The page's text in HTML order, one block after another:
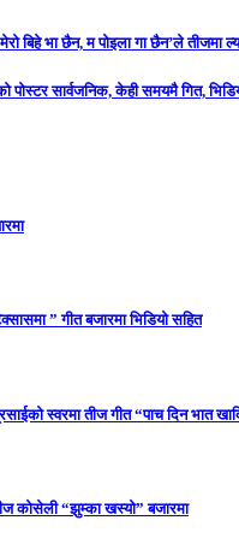
बिहे भा छैन, म पोइला गा छैन’ले तीजमा
पोस्टर सार्वजनिक, केही समयमै गित,
” गीत बजारमा भिडियो सहित
स्वरमा तीज गीत “पाच दिन भात
कोसेली “झुम्का खस्यो” बजारमा